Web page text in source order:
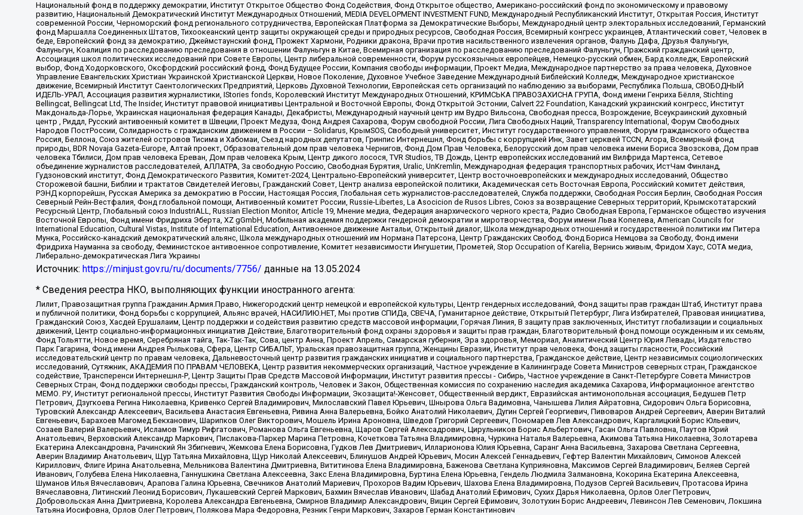
Национальный фонд в поддержку демократии, Институт Открытое Общество Фонд Содействия, Фонд Открытое общество, Американо-российский фонд по экономическому и правовому
развитию, Национальный Демократический Институт Международных Отношений, MEDIA DEVELOPMENT INVESTMENT FUND, Международный Республиканский Институт, Открытая Россия, Институт
современной России, Черноморский фонд регионального сотрудничества, Европейская Платформа за Демократические Выборы, Международный центр электоральных исследований, Германский
фонд Маршалла Соединенных Штатов, Тихоокеанский центр защиты окружающей среды и природных ресурсов, Свободная Россия, Всемирный конгресс украинцев, Атлантический совет, Человек в
беде, Европейский фонд за демократию, Джеймстаунский фонд, Прожект Хармони, Родники дракона, Врачи против насильственного извлечения органов, Фалунь Дафа, Друзья Фалуньгун,
Фалуньгун, Коалиция по расследованию преследования в отношении Фалуньгун в Китае, Всемирная организация по расследованию преследований Фалуньгун, Пражский гражданский центр,
Ассоциация школ политических исследований при Совете Европы, Центр либеральной современности, Форум русскоязычных европейцев, Немецко-русский обмен, Бард колледж, Европейский
выбор, Фонд Ходорковского, Оксфордский российский фонд, Фонд Будущее России, Компания свободы информации, Проект Медиа, Международное партнерство за права человека, Духовное
Управление Евангельских Христиан Украинской Христианской Церкви, Новое Поколение, Духовное Учебное Заведение Международный Библейский Колледж, Международное христианское
движение, Всемирный Институт Саентологических Предприятий, Церковь Духовной Технологии, Европейская сеть организаций по наблюдению за выборами, Республика Польша, СВОБОДНЫЙ
ИДЕЛЬ-УРАЛ, Ассоциация развития журналистики, IStories fonds, Королевский Институт Международных Отношений, КРИМСЬКА ПРАВОЗАХИСНА ГРУПА, Фонд имени Генриха Бёлля, Stichting
Bellingcat, Bellingcat Ltd, The Insider, Институт правовой инициативы Центральной и Восточной Европы, Фонд Открытой Эстонии, Calvert 22 Foundation, Канадский украинский конгресс, Институт
Макдональда-Лорье, Украинская национальная федерация Канады, Декабристы, Международный научный центр им Вудро Вильсона, Свободная пресса, Возрождение, Всеукраинский духовный
центр , Риддл, Русский антивоенный комитет в Швеции, Проект Медуза, Фонд Андрея Сахарова, Форум свободной России, Лига Свободных Наций, Transparеncy International, Форум Свободных
Народов ПостРоссии, Солидарность с гражданским движением в России – Solidarus, КрымSOS, Свободный университет, Институт государственного управления, Форум гражданского общества
Россия, Беллона, Союз жителей островов Тисима и Хабомаи, Съезд народных депутатов, Гринпис Интернешнл, Фонд борьбы с коррупцией Инк, Завет церквей TCCN, Агора, Всемирный фонд
природы, BDR Novaja Gazeta-Europe, Алтай проект, Образовательный дом прав человека Чернигов, Фонд Дом Прав Человека, Белорусский дом прав человека имени Бориса Звозскова, Дом прав
человека Тбилиси, Дом прав человека Ереван, Дом прав человека Крым, Центр дикого лосося, TVR Studios, ТВ Дождь, Центр европейских исследований им Вилфрида Мартенса, Сетевое
объединение журналистов расследователей, АЛЛАТРА, За свободную Россию, Свободная Бурятия, Uralic, UnKremlin, Международная федерация транспортных рабочих, ИстЧам Финланд,
Гудзоновский институт, Фонд Демократического Развития, Комитет-2024, Центрально-Европейский университет, Центр восточноевропейских и международных исследований, Общество
Сторожевой башни, Библии и трактатов Свидетелей Иеговы, Гражданский Совет, Центр анализа европейской политики, Академическая сеть Восточная Европа, Российский комитет действия,
РЭНД корпорейшн, Русская Америка за демократию в России, Настоящая Россия, Глобальная сеть журналистов-расследователей, Служба поддержки, Свободная Россия Берлин, Свободная Россия
Северный Рейн-Вестфалия, Фонд глобальной помощи, Антивоенный комитет России, Russie-Libertes, La Asocicion de Rusos Libres, Союз за возвращение Северных территорий, Крымскотатарский
Ресурсный Центр, Глобальный союз IndustriALL, Russian Election Monitor, Article 19, Мнение медиа, Федерация анархического черного креста, Радио Свободная Европа, Германское общество изучения
Восточной Европы, Фонд имени Фридриха Эберта, XZ gGmbH, Мобильная академия поддержки гендерной демократии и миротворчества, Форум имени Льва Копелева, American Councils for
International Education, Cultural Vistas, Institute of International Education, Антивоенное движение Антальи, Открытый диалог, Школа международных отношений и государственной политики им Питера
Мунка, Российско-канадский демократический альянс, Школа международных отношений им Нормана Патерсона, Центр Гражданских Свобод, Фонд Бориса Немцова за Свободу, Фонд имени
Фридриха Науманна за свободу, Феминистское антивоенное сопротивление, Комитет независимости Ингушетии, Прометей, Stop Occupation of Karelia, Вернись живым, Фридом Хаус, СОТА медиа,
Либерально-демократическая Лига Украины
Источник: https://minjust.gov.ru/ru/documents/7756/ данные на 13.05.2024
* Сведения реестра НКО, выполняющих функции иностранного агента:
Лилит, Правозащитная группа Гражданин.Армия.Право, Нижегородский центр немецкой и европейской культуры, Центр гендерных исследований, Фонд защиты прав граждан Штаб, Институт права
и публичной политики, Фонд борьбы с коррупцией, Альянс врачей, НАСИЛИЮ.НЕТ, Мы против СПИДа, СВЕЧА, Гуманитарное действие, Открытый Петербург, Лига Избирателей, Правовая инициатива,
Гражданский Союз, Хасдей Ерушалаим, Центр поддержки и содействия развитию средств массовой информации, Горячая Линия, В защиту прав заключенных, Институт глобализации и социальных
движений, Центр социально-информационных инициатив Действие, Благотворительный фонд охраны здоровья и защиты прав граждан, Благотворительный фонд помощи осужденным и их семьям,
Фонд Тольятти, Новое время, Серебряная тайга, Так-Так-Так, Сова, центр Анна, Проект Апрель, Самарская губерния, Эра здоровья, Мемориал, Аналитический Центр Юрия Левады, Издательство
Парк Гагарина, Фонд имени Андрея Рылькова, Сфера, Центр СИБАЛЬТ, Уральская правозащитная группа, Женщины Евразии, Институт прав человека, Фонд защиты гласности, Российский
исследовательский центр по правам человека, Дальневосточный центр развития гражданских инициатив и социального партнерства, Гражданское действие, Центр независимых социологических
исследований, Сутяжник, АКАДЕМИЯ ПО ПРАВАМ ЧЕЛОВЕКА, Центр развития некоммерческих организаций, Частное учреждение в Калининграде Совета Министров северных стран, Гражданское
содействие, Трансперенси Интернешнл-Р, Центр Защиты Прав Средств Массовой Информации, Институт развития прессы - Сибирь, Частное учреждение в Санкт-Петербурге Совета Министров
Северных Стран, Фонд поддержки свободы прессы, Гражданский контроль, Человек и Закон, Общественная комиссия по сохранению наследия академика Сахарова, Информационное агентство
МЕМО. РУ, Институт региональной прессы, Институт Развития Свободы Информации, Экозащита!-Женсовет, Общественный вердикт, Евразийская антимонопольная ассоциация, Бедушев Петр
Петрович, Дзугкоева Регина Николаевна, Кривенко Сергей Владимирович, Милославский Павел Юрьевич, Шнырова Ольга Вадимовна, Чанышева Лилия Айратовна, Сидорович Ольга Борисовна,
Туровский Александр Алексеевич, Васильева Анастасия Евгеньевна, Ривина Анна Валерьевна, Бойко Анатолий Николаевич, Дугин Сергей Георгиевич, Пивоваров Андрей Сергеевич, Аверин Виталий
Евгеньевич, Барахоев Магомед Бекханович, Шарипков Олег Викторович, Мошель Ирина Ароновна, Шведов Григорий Сергеевич, Пономарев Лев Александрович, Каргалицкий Борис Юльевич,
Созаев Валерий Валерьевич, Исламов Тимур Рифгатович, Романова Ольга Евгеньевна, Щаров Сергей Алексадрович, Цирульников Борис Альбертович, Гасан Ольга Павловна, Паутов Юрий
Анатольевич, Верховский Александр Маркович, Пислакова-Паркер Марина Петровна, Кочеткова Татьяна Владимировна, Чуркина Наталья Валерьевна, Акимова Татьяна Николаевна, Золотарева
Екатерина Александровна, Рачинский Ян Збигневич, Жемкова Елена Борисовна, Гудков Лев Дмитриевич, Илларионова Юлия Юрьевна, Саранг Анна Васильевна, Захарова Светлана Сергеевна,
Аверин Владимир Анатольевич, Щур Татьяна Михайловна, Щур Николай Алексеевич, Блинушов Андрей Юрьевич, Мосин Алексей Геннадьевич, Гефтер Валентин Михайлович, Симонов Алексей
Кириллович, Флиге Ирина Анатольевна, Мельникова Валентина Дмитриевна, Вититинова Елена Владимировна, Баженова Светлана Куприяновна, Максимов Сергей Владимирович, Беляев Сергей
Иванович, Голубева Елена Николаевна, Ганнушкина Светлана Алексеевна, Закс Елена Владимировна, Буртина Елена Юрьевна, Гендель Людмила Залмановна, Кокорина Екатерина Алексеевна,
Шуманов Илья Вячеславович, Арапова Галина Юрьевна, Свечников Анатолий Мариевич, Прохоров Вадим Юрьевич, Шахова Елена Владимировна, Подузов Сергей Васильевич, Протасова Ирина
Вячеславовна, Литинский Леонид Борисович, Лукашевский Сергей Маркович, Бахмин Вячеслав Иванович, Шабад Анатолий Ефимович, Сухих Дарья Николаевна, Орлов Олег Петрович,
Добровольская Анна Дмитриевна, Королева Александра Евгеньевна, Смирнов Владимир Александрович, Вицин Сергей Ефимович, Золотухин Борис Андреевич, Левинсон Лев Семенович, Локшина
Татьяна Иосифовна, Орлов Олег Петрович, Полякова Мара Федоровна, Резник Генри Маркович, Захаров Герман Константинович